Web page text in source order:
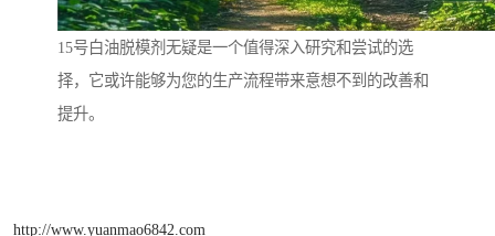
15号白油脱模剂无疑是一个值得深入研究和尝试的选
择，它或许能够为您的生产流程带来意想不到的改善和
提升。
http://www.yuanmao6842.com